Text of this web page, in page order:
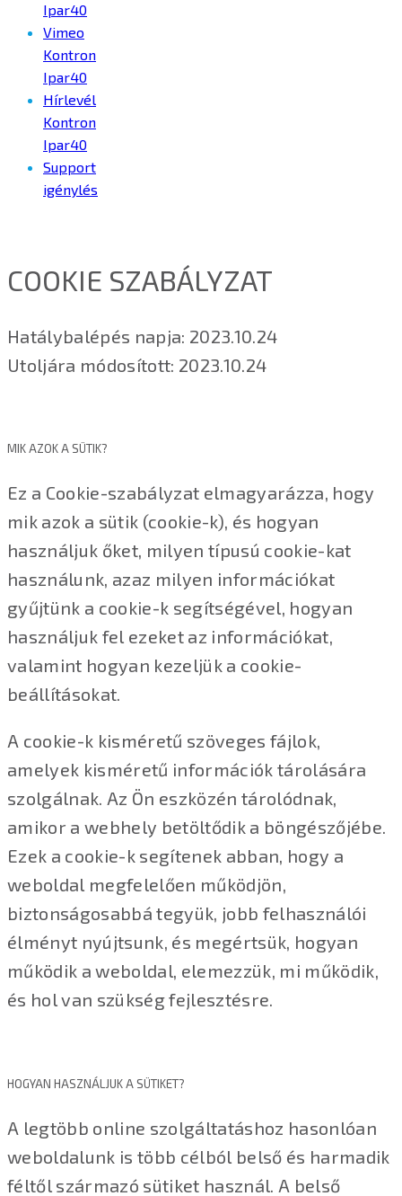
Ipar40
Vimeo
Kontron
Ipar40
Hírlevél
Kontron
Ipar40
Support
igénylés
COOKIE SZABÁLYZAT
Hatálybalépés napja: 2023.10.24
Utoljára módosított: 2023.10.24
MIK AZOK A SÜTIK?
Ez a Cookie-szabályzat elmagyarázza, hogy
mik azok a sütik (cookie-k), és hogyan
használjuk őket, milyen típusú cookie-kat
használunk, azaz milyen információkat
gyűjtünk a cookie-k segítségével, hogyan
használjuk fel ezeket az információkat,
valamint hogyan kezeljük a cookie-
beállításokat.
A cookie-k kisméretű szöveges fájlok,
amelyek kisméretű információk tárolására
szolgálnak. Az Ön eszközén tárolódnak,
amikor a webhely betöltődik a böngészőjébe.
Ezek a cookie-k segítenek abban, hogy a
weboldal megfelelően működjön,
biztonságosabbá tegyük, jobb felhasználói
élményt nyújtsunk, és megértsük, hogyan
működik a weboldal, elemezzük, mi működik,
és hol van szükség fejlesztésre.
HOGYAN HASZNÁLJUK A SÜTIKET?
A legtöbb online szolgáltatáshoz hasonlóan
weboldalunk is több célból belső és harmadik
féltől származó sütiket használ. A belső